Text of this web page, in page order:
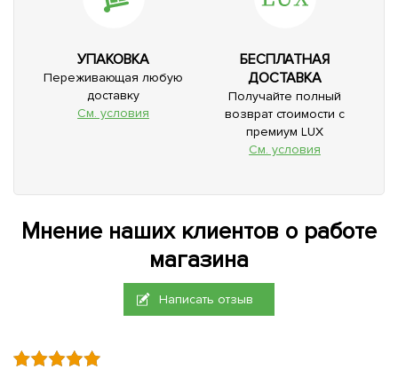
УПАКОВКА
Переживающая любую
доставку
См. условия
БЕСПЛАТНАЯ
ДОСТАВКА
Получайте полный
возврат стоимости с
премиум LUX
См. условия
Мнение наших клиентов о работе
магазина
Написать отзыв